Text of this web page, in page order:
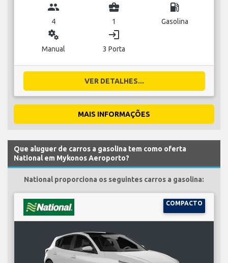
group
4
business_center
1
local_gas_station
Gasolina
miscellaneous_services
Manual
login
3 Porta
VER DETALHES...
MAIS INFORMAÇÕES
Que aluguer de carros a gasolina tem como oferta
National em Mykonos Aeroporto?
National proporciona os seguintes carros a gasolina:
COMPACTO